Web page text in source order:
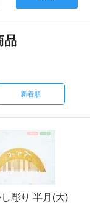
品
新着順
彫り 半月(大)